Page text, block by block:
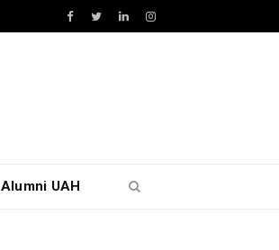
Facebook
TwitterLinkedInInstagram
Alumni UAH